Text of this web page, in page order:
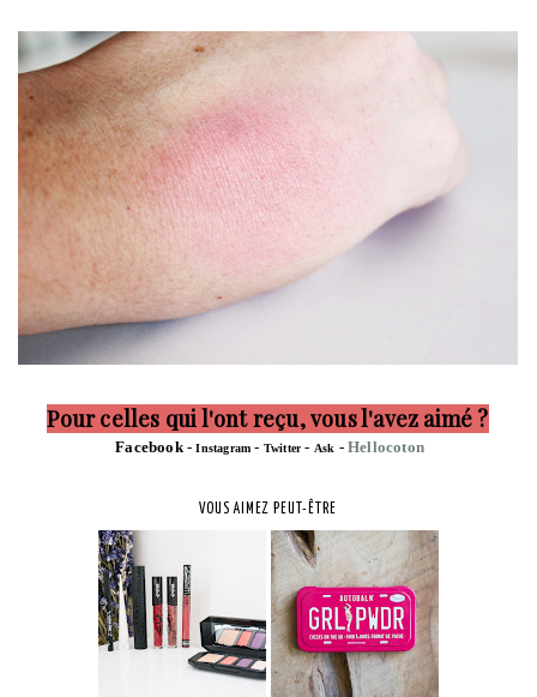
Pour celles qui l'ont reçu, vous l'avez aimé ?
Facebook-Instagram - Twitter - Ask -Hellocoton
VOUS AIMEZ PEUT-ÊTRE